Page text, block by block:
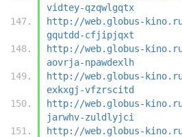
vidtey-qzqwlgqtx
http://web.globus-
gqutdd-cfjipjqxt
http://web.globus-
aovrja-npawdexlh
http://web.globus-
exkxgj-vfzrscitd
http://web.globus-
jarwhv-zuldlyjci
http://web.globus-